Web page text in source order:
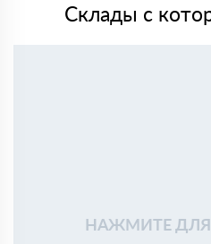
Склады с
НАЖМИТЕ